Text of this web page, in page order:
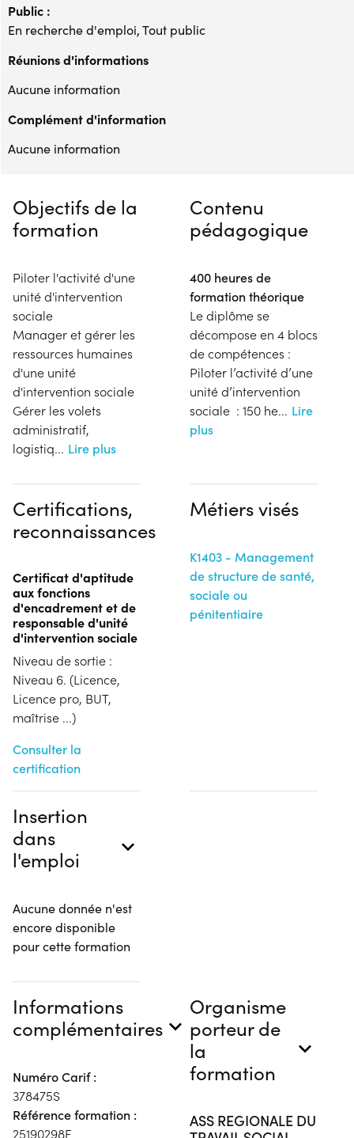
Public :
En recherche d'emploi, Tout public
Réunions d'informations
Aucune information
Complément d'information
Aucune information
Objectifs de la
formation
Piloter l'activité d'une
unité d'intervention
sociale
Manager et gérer les
ressources humaines
d'une unité
d'intervention sociale
Gérer les volets
administratif,
logistiq... Lire plus
Contenu
pédagogique
400 heures de
formation théorique
Le diplôme se
décompose en 4 blocs
de compétences :
Piloter l’activité d’une
unité d’intervention
sociale : 150 he... Lire
plus
Certifications,
reconnaissances
Certificat d'aptitude
aux fonctions
d'encadrement et de
responsable d'unité
d'intervention sociale
Niveau de sortie :
Niveau 6. (Licence,
Licence pro, BUT,
maîtrise ...)
Consulter la
certification
Métiers visés
K1403 - Management
de structure de santé,
sociale ou
pénitentiaire
Insertion
dans
l'emploi
Aucune donnée n'est
encore disponible
pour cette formation
Informations
complémentaires
Numéro Carif :
378475S
Référence formation :
25190298F
Organisme
porteur de
la
formation
ASS REGIONALE DU